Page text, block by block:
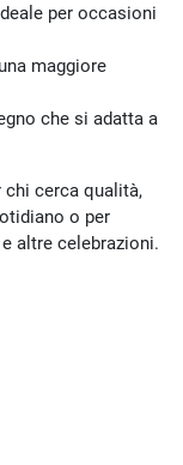
per occasioni
maggiore
che si adatta a
cerca qualità,
o per
altre celebrazioni.